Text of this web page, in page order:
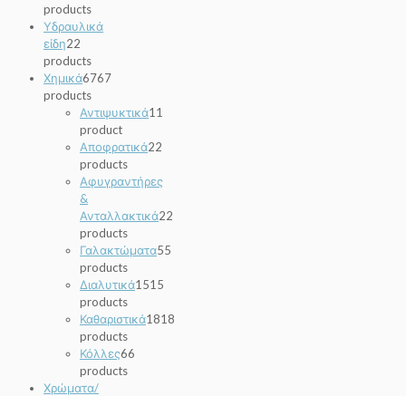
products
Υδραυλικά
είδη22
products
Χημικά6767
products
Αντιψυκτικά1 1
product
Αποφρατικά22
products
Αφυγραντήρες
&
Ανταλλακτικά22
products
Γαλακτώματα55
products
Διαλυτικά1515
products
Καθαριστικά1818
products
Κόλλες66
products
Χρώματα/